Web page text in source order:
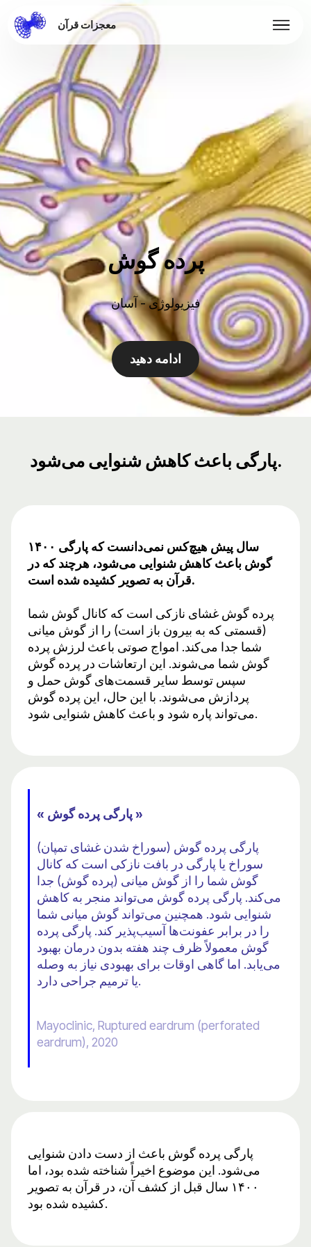
معجزات قرآن
پرده گوش
فیزیولوژی - آسان
ادامه دهید
پارگی باعث کاهش شنوایی می‌شود.
۱۴۰۰ سال پیش هیچ‌کس نمی‌دانست که پارگی
گوش باعث کاهش شنوایی می‌شود، هرچند که در
قرآن به تصویر کشیده شده است.
پرده گوش غشای نازکی است که کانال گوش شما
(قسمتی که به بیرون باز است) را از گوش میانی
شما جدا می‌کند. امواج صوتی باعث لرزش پرده
گوش شما می‌شوند. این ارتعاشات در پرده گوش
سپس توسط سایر قسمت‌های گوش حمل و
پردازش می‌شوند. با این حال، این پرده گوش
می‌تواند پاره شود و باعث کاهش شنوایی شود.
« پارگی پرده گوش »
پارگی پرده گوش (سوراخ شدن غشای تمپان)
سوراخ یا پارگی در بافت نازکی است که کانال
گوش شما را از گوش میانی (پرده گوش) جدا
می‌کند. پارگی پرده گوش می‌تواند منجر به کاهش
شنوایی شود. همچنین می‌تواند گوش میانی شما
را در برابر عفونت‌ها آسیب‌پذیر کند. پارگی پرده
گوش معمولاً ظرف چند هفته بدون درمان بهبود
می‌یابد. اما گاهی اوقات برای بهبودی نیاز به وصله
یا ترمیم جراحی دارد.
Mayoclinic, Ruptured eardrum (perforated
eardrum), 2020
پارگی پرده گوش باعث از دست دادن شنوایی
می‌شود. این موضوع اخیراً شناخته شده بود، اما
۱۴۰۰ سال قبل از کشف آن، در قرآن به تصویر
کشیده شده بود.